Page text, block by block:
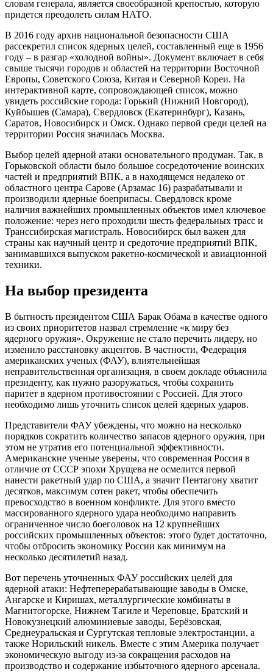
словам генерала, является своеобразной крепостью, которую
придется преодолеть силам НАТО.
В 2016 году архив национальной безопасности США
рассекретил список ядерных целей, составленный еще в 1956
году – в разгар «холодной войны». Документ включает в себя
свыше тысячи городов и областей на территории Восточной
Европы, Советского Союза, Китая и Северной Кореи. На
интерактивной карте, сопровождающей список, можно
увидеть российские города: Горький (Нижний Новгород),
Куйбышев (Самара), Свердловск (Екатеринбург), Казань,
Саратов, Новосибирск и Омск. Однако первой среди целей на
территории Россия значилась Москва.
Выбор целей ядерной атаки основательного продуман. Так, в
Горьковской области было большое сосредоточение воинских
частей и предприятий ВПК, а в находящемся недалеко от
областного центра Сарове (Арзамас 16) разрабатывали и
производили ядерные боеприпасы. Свердловск кроме
наличия важнейших промышленных объектов имел ключевое
положение: через него проходили шесть федеральных трасс и
Транссибирская магистраль. Новосибирск был важен для
страны как научный центр и средоточие предприятий ВПК,
занимавшихся выпуском ракетно-космической и авиационной
техники.
На выбор президента
В бытность президентом США Барак Обама в качестве одного
из своих приоритетов назвал стремление «к миру без
ядерного оружия». Окружение не стало перечить лидеру, но
изменило расстановку акцентов. В частности, Федерация
американских ученых (ФАУ), влиятельнейшая
неправительственная организация, в своем докладе объяснила
президенту, как нужно разоружаться, чтобы сохранить
паритет в ядерном противостоянии с Россией. Для этого
необходимо лишь уточнить список целей ядерных ударов.
Представители ФАУ убеждены, что можно на несколько
порядков сократить количество запасов ядерного оружия, при
этом не утратив его потенциальной эффективности.
Американские ученые уверены, что современная Россия в
отличие от СССР эпохи Хрущева не осмелится первой
нанести ракетный удар по США, а значит Пентагону хватит
десятков, максимум сотен ракет, чтобы обеспечить
превосходство в военном конфликте. Для этого вместо
массированного ядерного удара необходимо направить
ограниченное число боеголовок на 12 крупнейших
российских промышленных объектов: этого будет достаточно,
чтобы отбросить экономику России как минимум на
несколько десятилетий назад.
Вот перечень уточненных ФАУ российских целей для
ядерной атаки: Нефтеперерабатывающие заводы в Омске,
Ангарске и Киришах, металлургические комбинаты в
Магнитогорске, Нижнем Тагиле и Череповце, Братский и
Новокузнецкий алюминиевые заводы, Берёзовская,
Среднеуральская и Сургутская тепловые электростанции, а
также Норильский никель. Вместе с этим Америка получает
экономическую выгоду из-за сокращения расходов на
производство и содержание избыточного ядерного арсенала.